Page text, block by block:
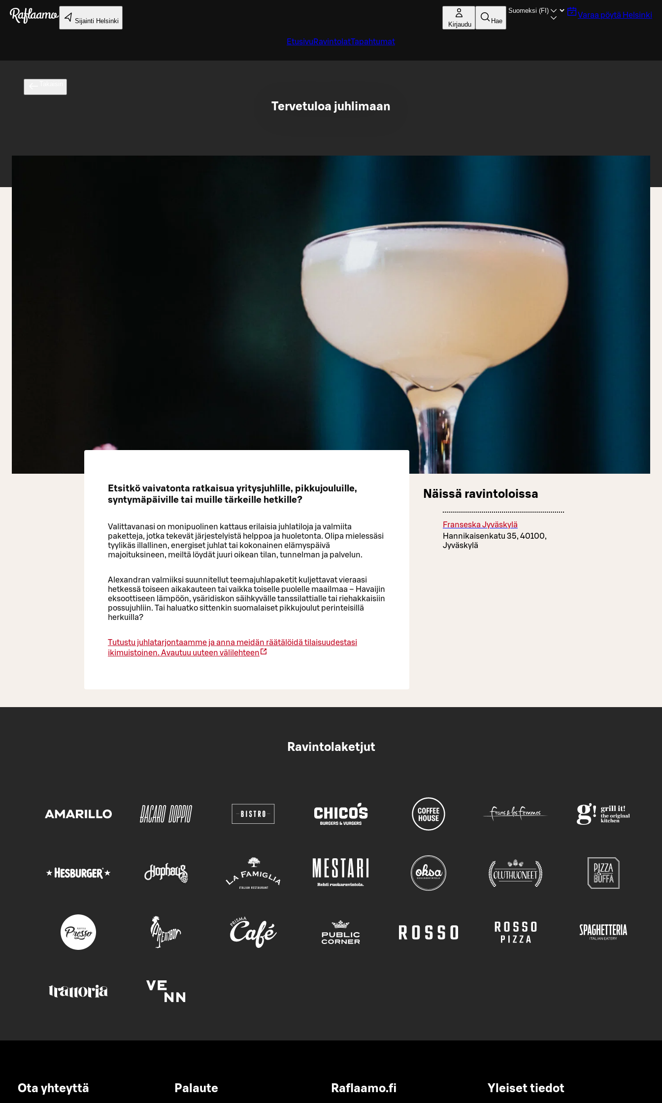
Siirry pääsisältöön
Sijainti Helsinki Kirjaudu Hae
Varaa pöytä Helsinki
Etusivu RavintolatTapahtumat
Tervetuloa juhlimaan
Etsitkö vaivatonta ratkaisua yritysjuhlille, pikkujouluille,
syntymäpäiville tai muille tärkeille hetkille?
Valittavanasi on monipuolinen kattaus erilaisia juhlatiloja ja valmiita
paketteja, jotka tekevät järjestelyistä helppoa ja huoletonta. Olipa mielessäsi
tyylikäs illallinen, energiset juhlat tai kokonainen elämyspäivä
majoituksineen, meiltä löydät juuri oikean tilan, tunnelman ja palvelun.
Alexandran valmiiksi suunnitellut teemajuhlapaketit kuljettavat vieraasi
hetkessä toiseen aikakauteen tai vaikka toiselle puolelle maailmaa – Havaijin
eksoottiseen lämpöön, ysäridiskon säihkyvälle tanssilattialle tai riehakkaisiin
possujuhliin. Tai haluatko sittenkin suomalaiset pikkujoulut perinteisillä
herkuilla?
Tutustu juhlatarjontaamme ja anna meidän räätälöidä tilaisuudestasi
ikimuistoinen. Avautuu uuteen välilehteen
Näissä ravintoloissa
Franseska Jyväskylä
Hannikaisenkatu 35, 40100,
Jyväskylä
Ravintolaketjut
Ota yhteyttä Palaute Raflaamo.fi Yleiset tiedot